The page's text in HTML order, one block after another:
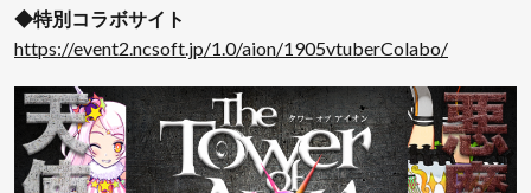
◆特別コラボサイト
https://event2.ncsoft.jp/1.0/aion/1905vtuberColabo/